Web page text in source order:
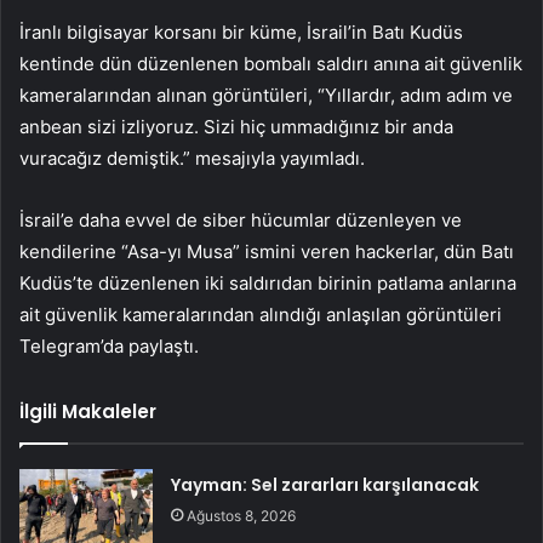
İranlı bilgisayar korsanı bir küme, İsrail’in Batı Kudüs
kentinde dün düzenlenen bombalı saldırı anına ait güvenlik
kameralarından alınan görüntüleri, “Yıllardır, adım adım ve
anbean sizi izliyoruz. Sizi hiç ummadığınız bir anda
vuracağız demiştik.” mesajıyla yayımladı.
İsrail’e daha evvel de siber hücumlar düzenleyen ve
kendilerine “Asa-yı Musa” ismini veren hackerlar, dün Batı
Kudüs’te düzenlenen iki saldırıdan birinin patlama anlarına
ait güvenlik kameralarından alındığı anlaşılan görüntüleri
Telegram’da paylaştı.
İlgili Makaleler
Yayman: Sel zararları karşılanacak
Ağustos 8, 2026